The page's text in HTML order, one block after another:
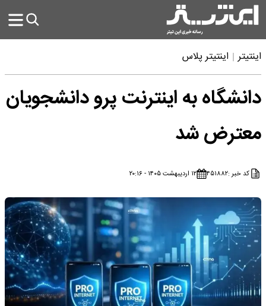
اینتیتر اینتیتر پلاس
دانشگاه به اینترنت پرو دانشجویان
معترض شد
کد خبر :۴۵۱۸۸۲ ۱۲ اردیبهشت ۱۴۰۵ - ۲۰:۱۶